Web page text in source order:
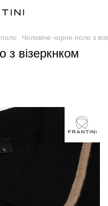
Чоловіче чорне поло з
з візеркнком